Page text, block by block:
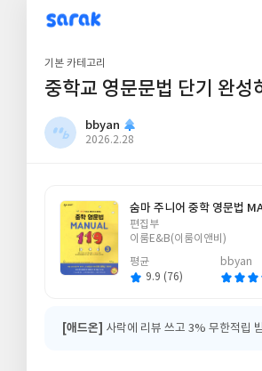
sarak
bbyan
기본 카테고리
중학교 영문문법 단기 완성
bbyan
작
2026.2.28
숨마 주니어 중학 영문법
글
쓴
편집부
이룸E&B(이룸이앤비)
평균
9.9 (76)
bbyan
[애드온] 사락에 리뷰 쓰고 3% 무한적립